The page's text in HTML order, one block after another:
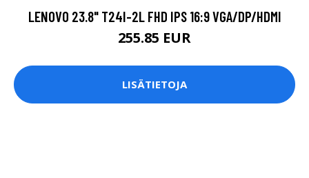
LENOVO 23.8" T24I-2L FHD IPS 16:9 VGA/DP/HDMI
255.85 EUR
LISÄTIETOJA